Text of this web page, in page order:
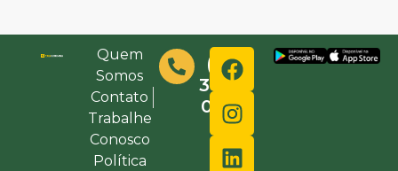
Quem
Somos
Contato
Trabalhe
Conosco
Política
(48)
3632-
0000